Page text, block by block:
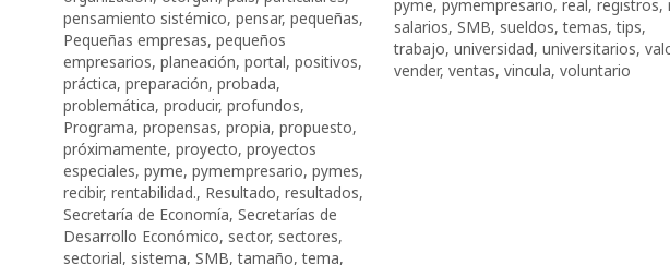
pensamiento sistémico, pensar, pequeñas,
Pequeñas empresas, pequeños
empresarios, planeación, portal, positivos,
práctica, preparación, probada,
problemática, producir, profundos,
Programa, propensas, propia, propuesto,
próximamente, proyecto, proyectos
especiales, pyme, pymempresario, pymes,
recibir, rentabilidad., Resultado, resultados,
Secretaría de Economía, Secretarías de
Desarrollo Económico, sector, sectores,
sectorial, sistema, SMB,tamaño,tema,
pyme, pymempresario, real, registros,
salarios, SMB, sueldos,temas,tips,
trabajo, universidad, universitarios,
vender, ventas, vincula, voluntario